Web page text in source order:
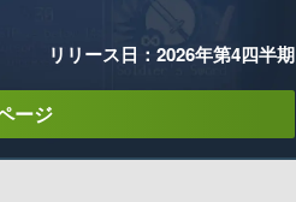
リリース日：2026年第4四半期
ージ